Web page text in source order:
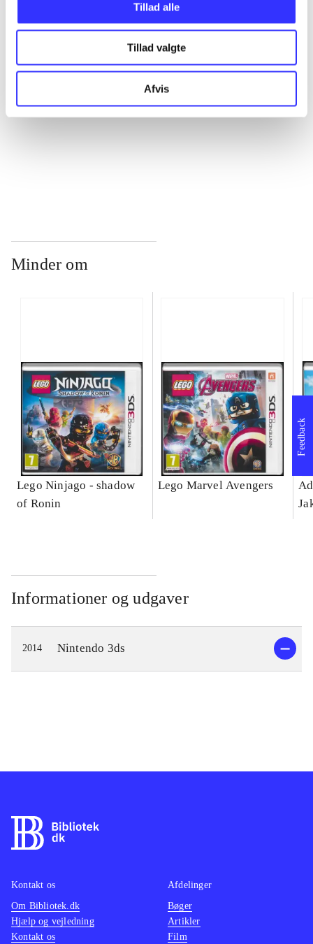
Tillad alle
Tillad valgte
Afvis
...
...
Minder om
Lego Ninjago - shadow
of Ronin
Lego Marvel Avengers
Informationer og udgaver
2014 Nintendo 3ds
Feedback
Kontakt os
Om Bibliotek.dk
Hjælp og vejledning
Kontakt os
Afdelinger
Bøger
Artikler
Film